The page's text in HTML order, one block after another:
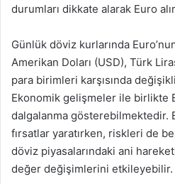
durumları dikkate alarak Euro
Günlük döviz kurlarında
Amerikan Doları (USD), Türk
para birimleri karşısında
Ekonomik gelişmeler ile birlikte
dalgalanma gösterebilmektedir.
fırsatlar yaratırken, riskleri de
döviz piyasalarındaki ani
değer değişimlerini etkileyebilir.